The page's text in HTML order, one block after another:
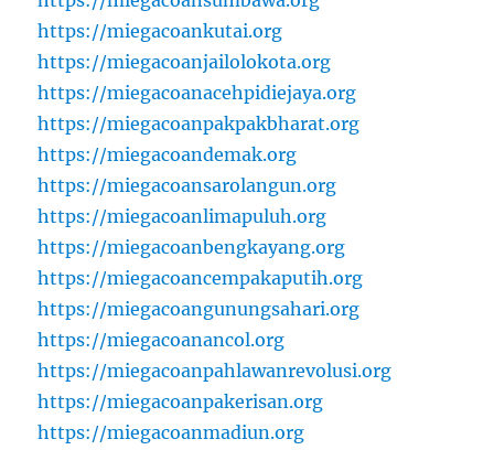
https://miegacoankutai.org
https://miegacoanjailolokota.org
https://miegacoanacehpidiejaya.org
https://miegacoanpakpakbharat.org
https://miegacoandemak.org
https://miegacoansarolangun.org
https://miegacoanlimapuluh.org
https://miegacoanbengkayang.org
https://miegacoancempakaputih.org
https://miegacoangunungsahari.org
https://miegacoanancol.org
https://miegacoanpahlawanrevolusi.org
https://miegacoanpakerisan.org
https://miegacoanmadiun.org